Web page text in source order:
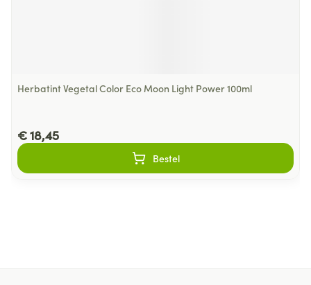
Herbatint Vegetal Color Eco Moon Light Power 100ml
€ 18,45
Bestel